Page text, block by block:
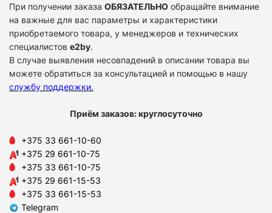
При получении заказа ОБЯЗАТЕЛЬНО обращайте внимание
на важные для вас параметры и характеристики
приобретаемого товара, у менеджеров и технических
специалистов e2by.
В случае выявления несовпадений в описании товара вы
можете обратиться за консультацией и помощью в нашу
службу поддержки.
Приём заказов: круглосуточно
+375 33 661-10-60
+375 29 661-10-75
+375 33 661-10-75
+375 29 661-15-53
+375 33 661-15-53
Telegram